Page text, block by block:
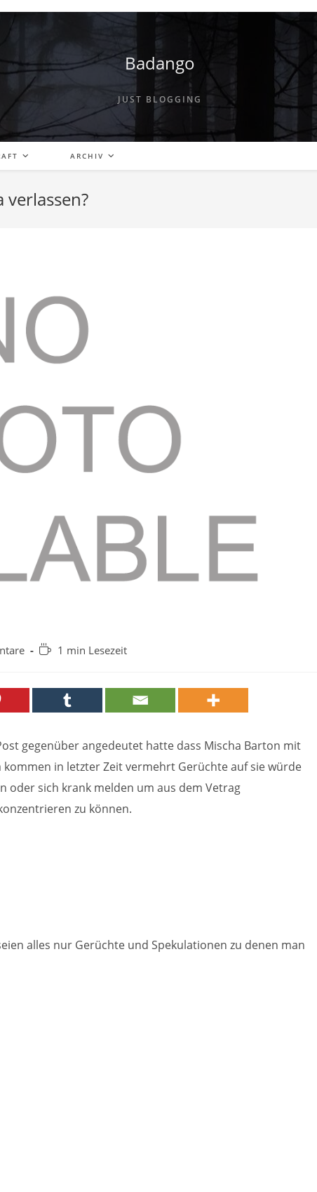
Badango
JUST BLOGGING
ARCHIV
verlassen?
Lesedauer:
1 min Lesezeit
gegenüber angedeutet hatte dass Mischa Barton mit
kommen in letzter Zeit vermehrt Gerüchte auf sie würde
oder sich krank melden um aus dem Vetrag
zu können.
alles nur Gerüchte und Spekulationen zu denen man